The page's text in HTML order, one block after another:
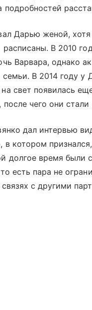
подробностей
Дарью женой,
В 2010
Варвара, однако
семьи. В 2014 году у
свет появилась
после чего они
дал интервью
котором признался,
долгое время были
есть пара не
с другими